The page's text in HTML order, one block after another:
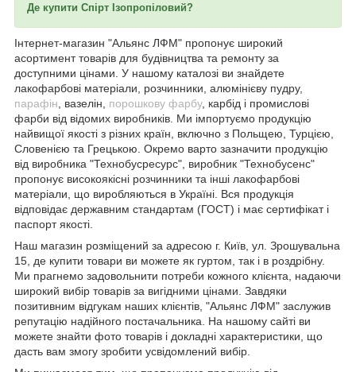
Де купити Спірт Ізопропіловий?
Інтернет-магазин "Альянс ЛФМ" пропонує широкий
асортимент товарів для будівництва та ремонту за
доступними цінами. У нашому каталозі ви знайдете
лакофарбові матеріали, розчинники, алюмінієву пудру,
парафін, вазелін, порошкову фарбу, карбід і промислові
фарби від відомих виробників. Ми імпортуємо продукцію
найвищої якості з різних країн, включно з Польщею, Турцією,
Словенією та Грецькою. Окремо варто зазначити продукцію
від виробника "Технобусресурс", виробник "Технобусенс"
пропонує високоякісні розчинники та інші лакофарбові
матеріали, що виробляються в Україні. Вся продукція
відповідає державним стандартам (ГОСТ) і має сертифікат і
паспорт якості.
Наш магазин розміщений за адресою г. Київ, ул. Зрошувальна
15, де купити товари ви можете як гуртом, так і в роздрібну.
Ми прагнемо задовольнити потреби кожного клієнта, надаючи
широкий вибір товарів за вигідними цінами. Завдяки
позитивним відгукам наших клієнтів, "Альянс ЛФМ" заслужив
репутацію надійного постачальника. На нашому сайті ви
можете знайти фото товарів і докладні характеристики, що
дасть вам змогу зробити усвідомлений вибір.